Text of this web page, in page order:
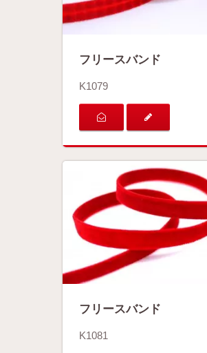
フリースバンド
K1079
フリースバンド
K1081